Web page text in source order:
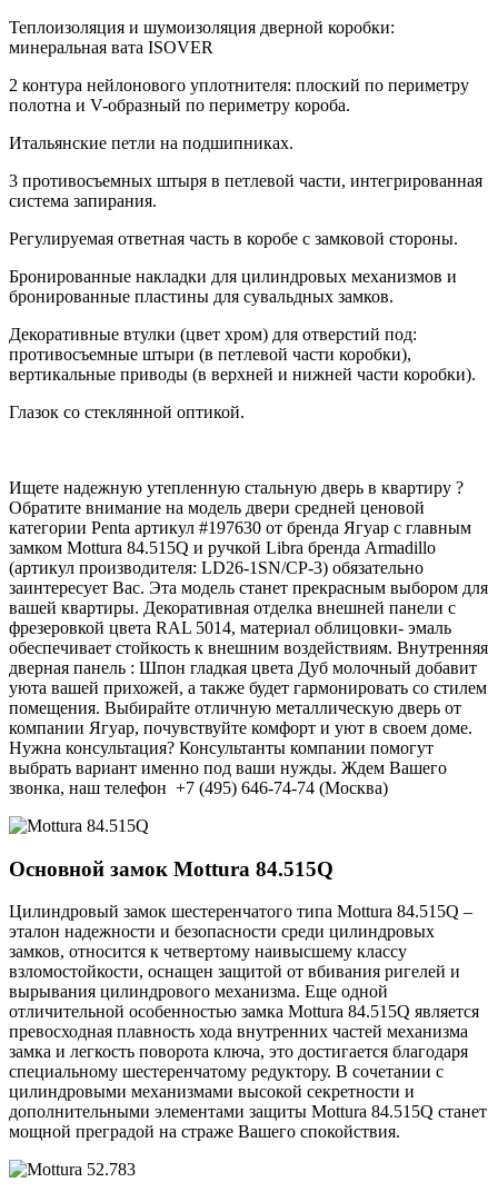
Теплоизоляция и шумоизоляция дверной коробки:
минеральная вата ISOVER
2 контура нейлонового уплотнителя: плоский по периметру
полотна и V-образный по периметру короба.
Итальянские петли на подшипниках.
3 противосъемных штыря в петлевой части, интегрированная
система запирания.
Регулируемая ответная часть в коробе с замковой стороны.
Бронированные накладки для цилиндровых механизмов и
бронированные пластины для сувальдных замков.
Декоративные втулки (цвет хром) для отверстий под:
противосъемные штыри (в петлевой части коробки),
вертикальные приводы (в верхней и нижней части коробки).
Глазок со стеклянной оптикой.
Ищете надежную утепленную стальную дверь в квартиру ?
Обратите внимание на модель двери средней ценовой
категории Penta артикул #197630 от бренда Ягуар с главным
замком Mottura 84.515Q и ручкой Libra бренда Armadillo
(артикул производителя: LD26-1SN/CP-3) обязательно
заинтересует Вас. Эта модель станет прекрасным выбором для
вашей квартиры. Декоративная отделка внешней панели с
фрезеровкой цвета RAL 5014, материал облицовки- эмаль
обеспечивает стойкость к внешним воздействиям. Внутренняя
дверная панель : Шпон гладкая цвета Дуб молочный добавит
уюта вашей прихожей, а также будет гармонировать со стилем
помещения. Выбирайте отличную металлическую дверь от
компании Ягуар, почувствуйте комфорт и уют в своем доме.
Нужна консультация? Консультанты компании помогут
выбрать вариант именно под ваши нужды. Ждем Вашего
звонка, наш телефон +7 (495) 646-74-74 (Москва)
Основной замок Mottura 84.515Q
Цилиндровый замок шестеренчатого типа Mottura 84.515Q –
эталон надежности и безопасности среди цилиндровых
замков, относится к четвертому наивысшему классу
взломостойкости, оснащен защитой от вбивания ригелей и
вырывания цилиндрового механизма. Еще одной
отличительной особенностью замка Mottura 84.515Q является
превосходная плавность хода внутренних частей механизма
замка и легкость поворота ключа, это достигается благодаря
специальному шестеренчатому редуктору. В сочетании с
цилиндровыми механизмами высокой секретности и
дополнительными элементами защиты Mottura 84.515Q станет
мощной преградой на страже Вашего спокойствия.